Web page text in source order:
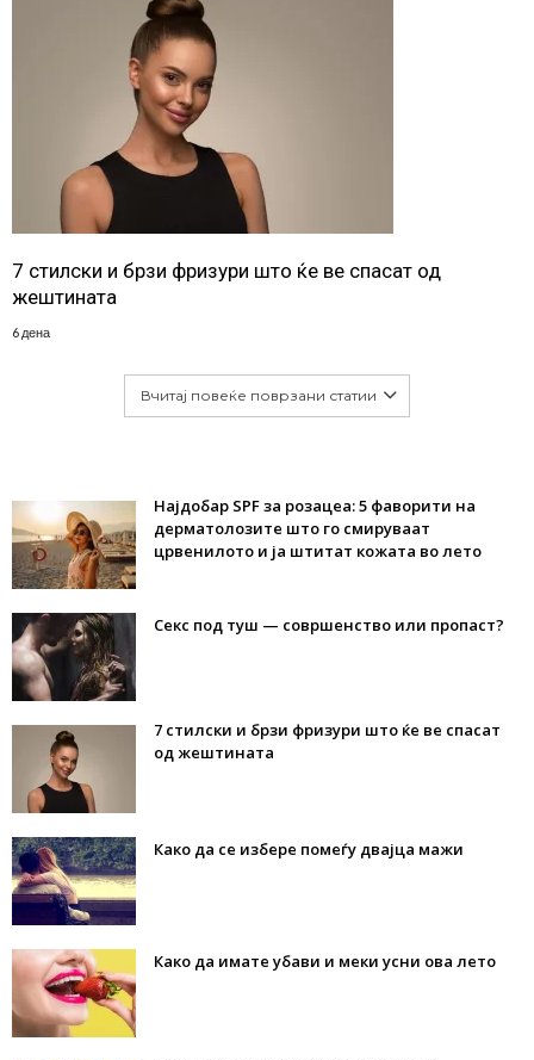
7 стилски и брзи фризури што ќе ве спасат од
жештината
6 дена
Вчитај повеќе поврзани статии
Најдобар SPF за розацеа: 5 фаворити на
дерматолозите што го смируваат
црвенилото и ја штитат кожата во лето
Секс под туш — совршенство или пропаст?
7 стилски и брзи фризури што ќе ве спасат
од жештината
Како да се избере помеѓу двајца мажи
Како да имате убави и меки усни ова лето